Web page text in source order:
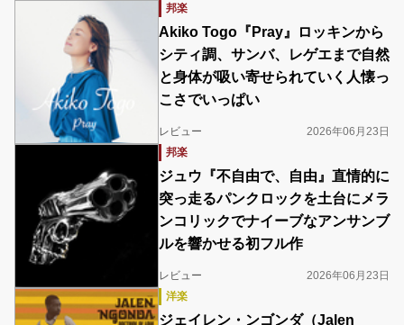
邦楽
Akiko Togo『Pray』ロッキンから
シティ調、サンバ、レゲエまで自然
と身体が吸い寄せられていく人懐っ
こさでいっぱい
レビュー
2026年06月23日
邦楽
ジュウ『不自由で、自由』直情的に
突っ走るパンクロックを土台にメラ
ンコリックでナイーブなアンサンブ
ルを響かせる初フル作
レビュー
2026年06月23日
洋楽
ジェイレン・ンゴンダ（Jalen